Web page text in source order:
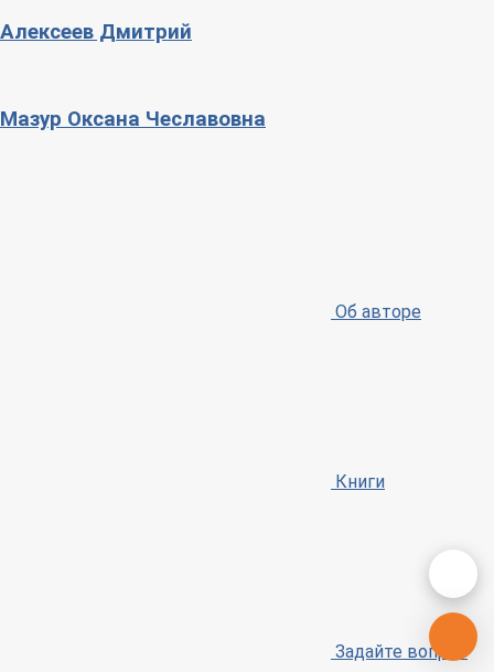
Алексеев Дмитрий
Мазур Оксана Чеславовна
Об авторе
Книги
Задайте вопрос